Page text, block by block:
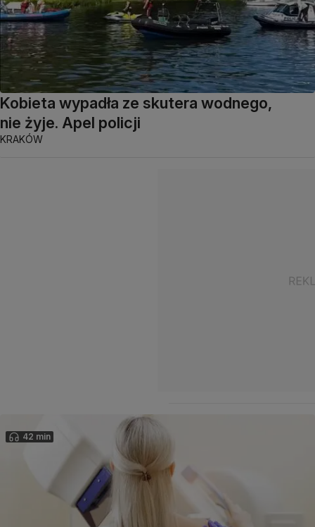
Kobieta wypadła ze skutera wodnego,
nie żyje. Apel policji
KRAKÓW
42 min